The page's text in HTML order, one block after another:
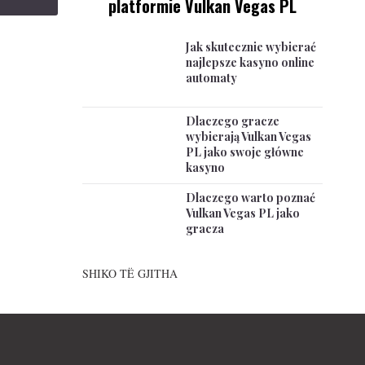
platformie Vulkan Vegas PL
Jak skutecznie wybierać
najlepsze kasyno online
automaty
Dlaczego gracze
wybierają Vulkan Vegas
PL jako swoje główne
kasyno
Dlaczego warto poznać
Vulkan Vegas PL jako
gracza
SHIKO TË GJITHA